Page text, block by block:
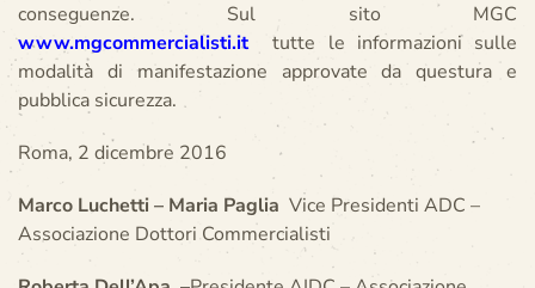
conseguenze. Sul sito MGC
www.mgcommercialisti.ittutte le informazioni sulle
modalità di manifestazione approvate da questura e
pubblica sicurezza.
Roma, 2 dicembre 2016
Marco Luchetti – Maria Paglia Vice Presidenti ADC –
Associazione Dottori Commercialisti